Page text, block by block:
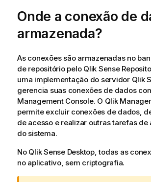
Onde a conexão de
armazenada?
As conexões são armazenadas no
de repositório pelo Qlik Sense
uma implementação do servidor Qlik
gerencia suas conexões de dados
Management Console. O Qlik
permite excluir conexões de dados,
de acesso e realizar outras tarefas
do sistema.
No Qlik Sense Desktop, todas as
no aplicativo, sem criptografia.